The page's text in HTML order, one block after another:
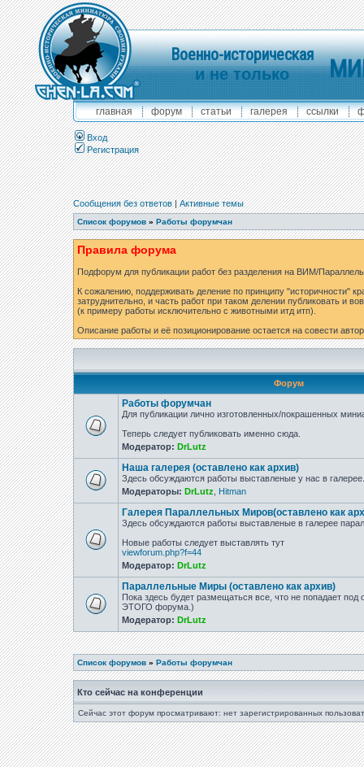
Военно-историческая
и не только
главная форум статьи галерея ссылки
Вход
Регистрация
Сообщения без ответов|Активные темы
Список форумов » Работы форумчан
Правила форума
Подфорум для публикации работ без разделения на ВИМ/
К сожалению, поддерживать деление по принципу "историчности"
затруднительно, и часть работ при таком делении публиковать и
(к примеру работы исключительно с животными итд итп).
Описание работы и её позиционирование остается на совести
Форум
Работы форумчан
Для публикации лично изготовленных/покрашенных
Теперь следует публиковать именно сюда.
Модератор: DrLutz
Наша галерея (оставлено как архив)
Здесь обсуждаются работы выставленые у нас в галерее.
Модераторы: DrLutz Hitman
Галерея Параллельных Миров(оставлено как
Здесь обсуждаются работы выставленые в галерее
Новые работы следует выставлять тут
viewforum.php?f=44
Модератор: DrLutz
Параллельные Миры (оставлено как архив)
Пока здесь будет размещаться все, что не попадает
ЭТОГО форума.)
Модератор: DrLutz
Список форумов » Работы форумчан
Кто сейчас на конференции
Сейчас этот форум просматривают: нет зарегистрированных